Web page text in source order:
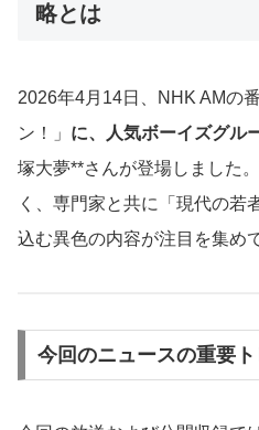
略とは
2026年4月14日、NHK AMの
ン！」 に、人気ボーイズグル
塚大夢**さんが登場しました
く、専門家と共に「現代の若
込む異色の内容が注目を集め
今回のニュースの重要ト